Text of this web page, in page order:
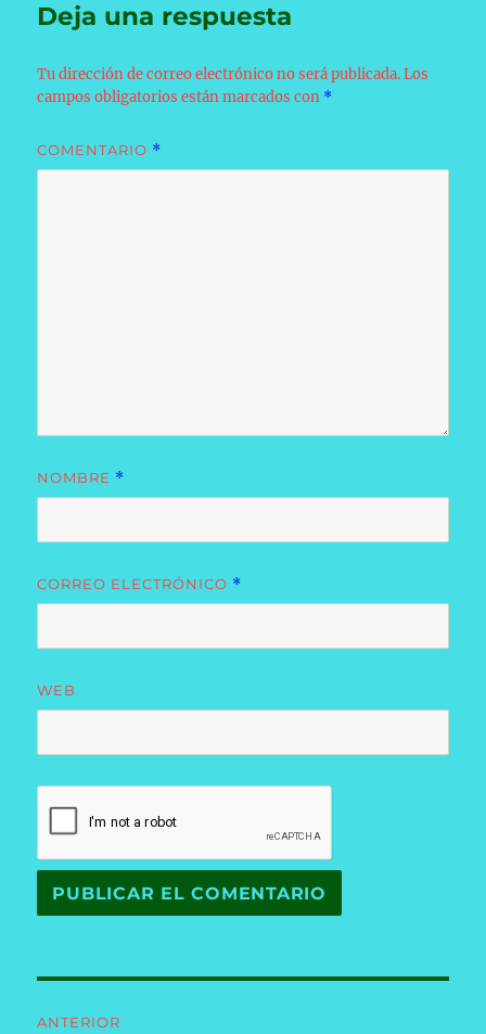
Deja una respuesta
Tu dirección de correo electrónico no será publicada. Los
campos obligatorios están marcados con *
COMENTARIO *
NOMBRE *
CORREO ELECTRÓNICO *
WEB
ANTERIOR